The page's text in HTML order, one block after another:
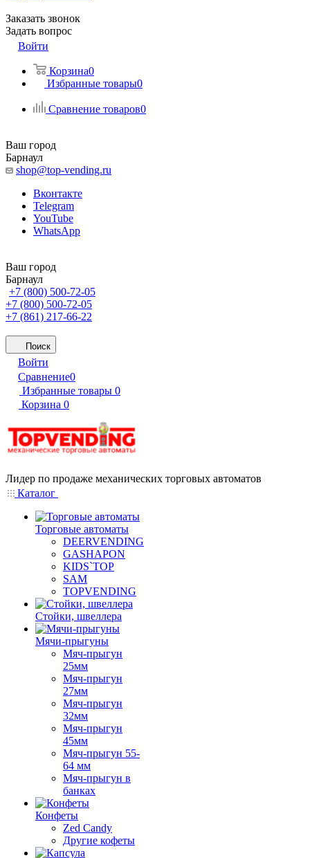
Заказать звонок
Задать вопрос
Войти
Корзина0
Избранные товары0
Сравнение товаров0
Ваш город
Барнаул
shop@top-vending.ru
Вконтакте
Telegram
YouTube
WhatsApp
Ваш город
Барнаул
+7 (800) 500-72-05
+7 (800) 500-72-05
+7 (861) 217-66-22
Поиск
Войти
Сравнение0
Избранные товары 0
Корзина 0
Лидер по продаже механических торговых автоматов
Каталог
Торговые автоматы
DEERVENDING
GASHAPON
KIDS`TOP
SAM
TOPVENDING
Стойки, швеллера
Мячи-прыгуны
Мяч-прыгун
25мм
Мяч-прыгун
27мм
Мяч-прыгун
32мм
Мяч-прыгун
45мм
Мяч-прыгун 55-
64 мм
Мяч-прыгун в
банках
Конфеты
Zed Candy
Другие кофеты